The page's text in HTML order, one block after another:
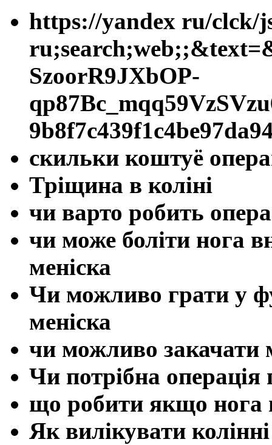
https://yandex ru/clck/
SzoorR9JXbOP-
скильки коштуё
Тріщина в коліні
чи варто робить
чи може боліти нога
меніска
Чи можливо грати у
меніска
чи можливо закачати
Чи потрібна операція
що робити якщо нога
Як вилікувати